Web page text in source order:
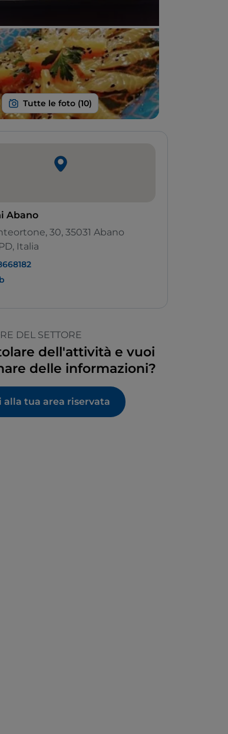
Abano
30, 35031 Abano
Italia
DEL SETTORE
dell'attività e vuoi
delle informazioni?
alla tua area riservata